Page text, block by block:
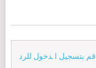
قم بتسجيل الدخول للرد